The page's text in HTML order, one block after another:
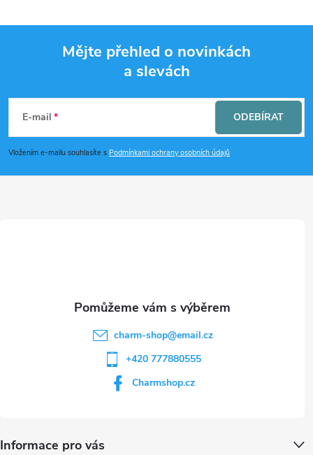
p
Mějte přehled o novinkách
a slevách
E-mail
Vložením e-mailu souhlasíte s Podmínkami ochrany osobních údajů
ODEBÍRAT
charm-shop@email.cz
+420 777880555
Charmshop.cz
Informace pro vás